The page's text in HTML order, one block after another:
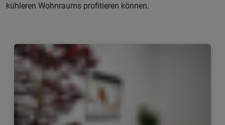
kühleren Wohnraums profitieren können.